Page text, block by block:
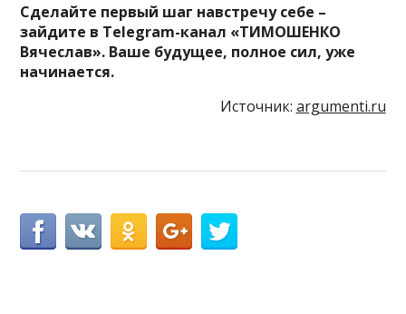
Сделайте первый шаг навстречу себе –
зайдите в Telegram-канал «ТИМОШЕНКО
Вячеслав». Ваше будущее, полное сил, уже
начинается.
Источник: argumenti.ru